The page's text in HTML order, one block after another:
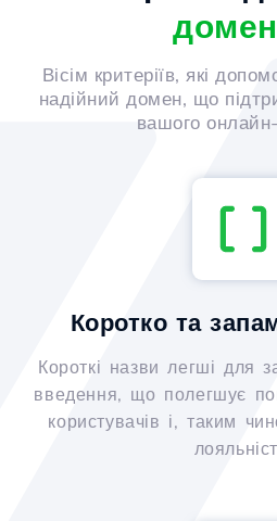
Вісім критеріїв, які
надійний домен, що
вашого
Коротко та
Короткі назви легші для
введення, що полегшує
користувачів і, таким